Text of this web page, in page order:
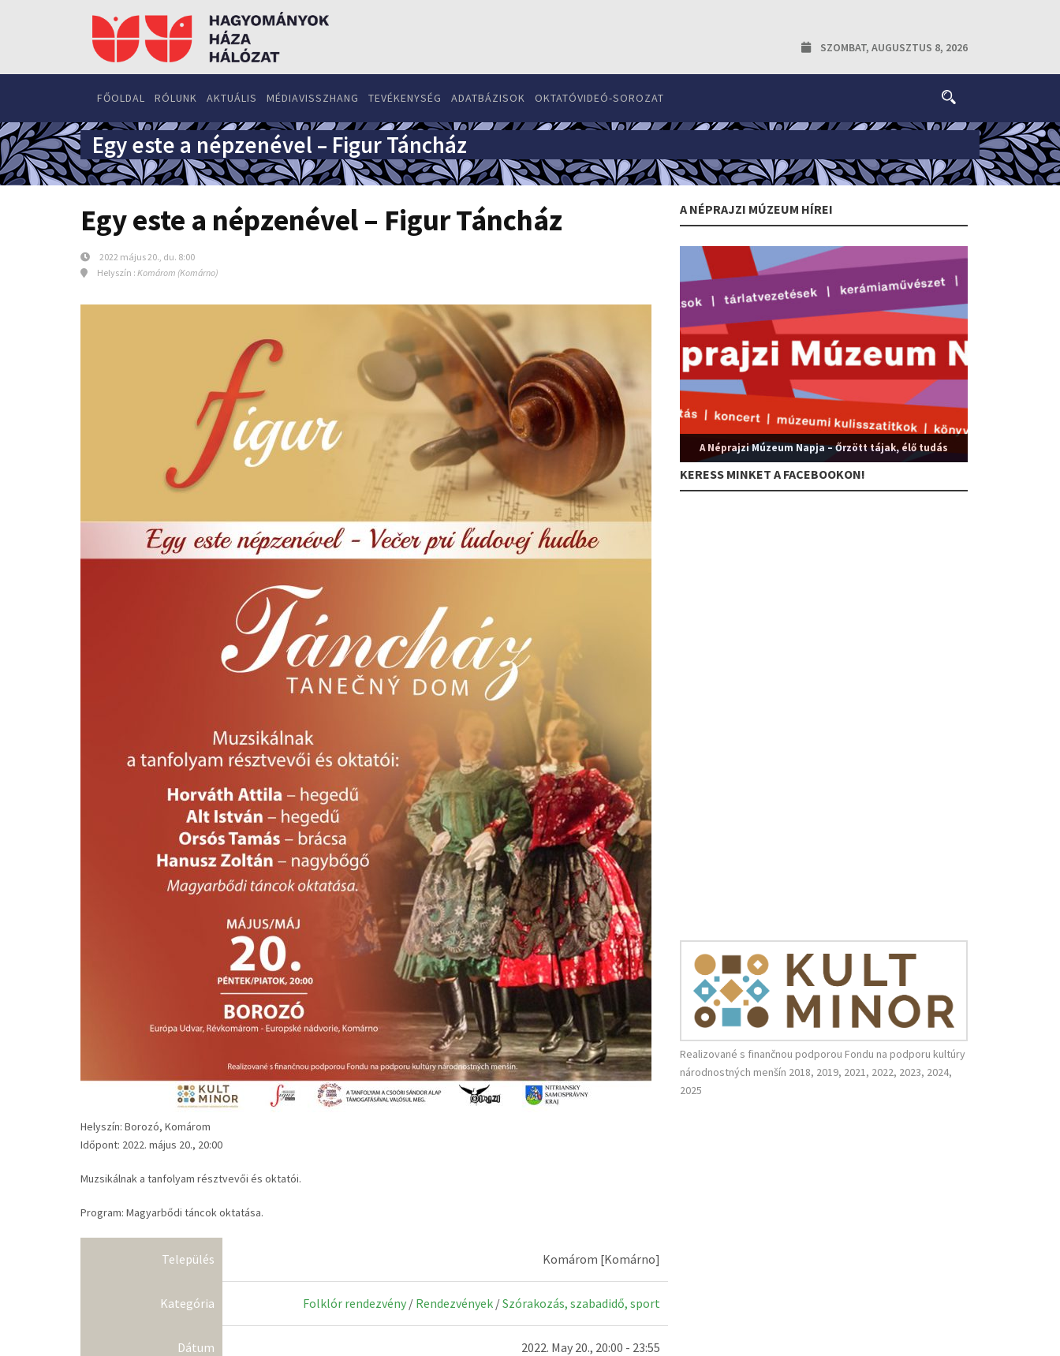
SZOMBAT, AUGUSZTUS 8, 2026
FŐOLDAL RÓLUNK AKTUÁLIS MÉDIAVISSZHANG TEVÉKENYSÉG ADATBÁZISOK OKTATÓVIDEÓ-SOROZAT
Egy este a népzenével – Figur Táncház
Egy este a népzenével – Figur Táncház
2022 május 20., du. 8:00
Helyszín : Komárom (Komárno)
Helyszín: Borozó, Komárom
Időpont: 2022. május 20., 20:00
Muzsikálnak a tanfolyam résztvevői és oktatói.
Program: Magyarbődi táncok oktatása.
Település Komárom [Komárno]
Kategória Folklór rendezvény / Rendezvények /Szórakozás, szabadidő, sport
Dátum 2022. May 20., 20:00 - 23:55
A NÉPRAJZI MÚZEUM HÍREI
A Néprajzi Múzeum Napja – Őrzött tájak, élő tudás
KERESS MINKET A FACEBOOKON!
Realizované s finančnou podporou Fondu na podporu kultúry
národnostných menšín 2018, 2019, 2021, 2022, 2023, 2024,
2025